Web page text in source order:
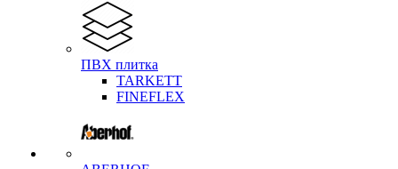
ПВХ плитка
TARKETT
FINEFLEX